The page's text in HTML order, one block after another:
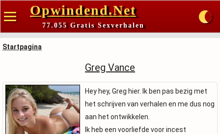
Opwindend.Net
77.055 Gratis Sexverhalen
Startpagina
Greg Vance
Hey hey, Greg hier. Ik ben pas bezig met
het schrijven van verhalen en me dus nog
aan het ontwikkelen.
Ik heb een voorliefde voor incest